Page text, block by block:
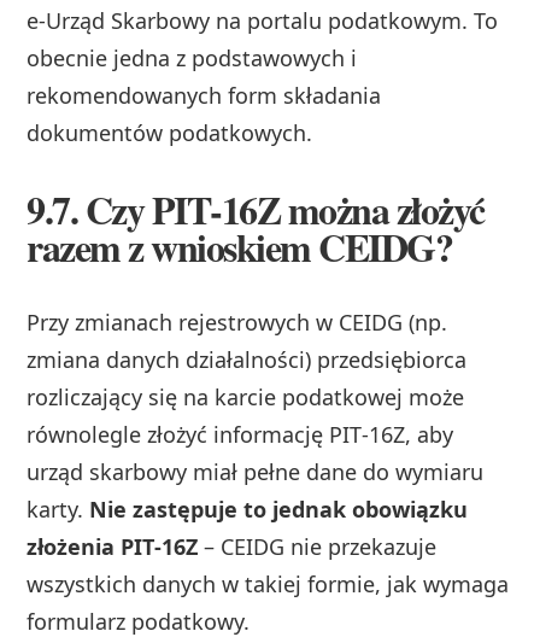
e‑Urząd Skarbowy na portalu podatkowym. To
obecnie jedna z podstawowych i
rekomendowanych form składania
dokumentów podatkowych.
9.7. Czy PIT‑16Z można złożyć
razem z wnioskiem CEIDG?
Przy zmianach rejestrowych w CEIDG (np.
zmiana danych działalności) przedsiębiorca
rozliczający się na karcie podatkowej może
równolegle złożyć informację PIT‑16Z, aby
urząd skarbowy miał pełne dane do wymiaru
karty. Nie zastępuje to jednak obowiązku
złożenia PIT‑16Z – CEIDG nie przekazuje
wszystkich danych w takiej formie, jak wymaga
formularz podatkowy.